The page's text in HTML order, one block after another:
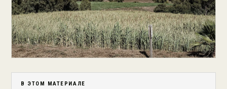
В ЭТОМ МАТЕРИАЛЕ